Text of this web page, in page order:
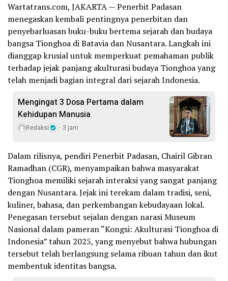
Wartatrans.com, JAKARTA — Penerbit Padasan
menegaskan kembali pentingnya penerbitan dan
penyebarluasan buku-buku bertema sejarah dan budaya
bangsa Tionghoa di Batavia dan Nusantara. Langkah ini
dianggap krusial untuk memperkuat pemahaman publik
terhadap jejak panjang akulturasi budaya Tionghoa yang
telah menjadi bagian integral dari sejarah Indonesia.
Mengingat 3 Dosa Pertama dalam
Kehidupan Manusia
Redaksi 3 jam
Dalam rilisnya, pendiri Penerbit Padasan, Chairil Gibran
Ramadhan (CGR), menyampaikan bahwa masyarakat
Tionghoa memiliki sejarah interaksi yang sangat panjang
dengan Nusantara. Jejak ini terekam dalam tradisi, seni,
kuliner, bahasa, dan perkembangan kebudayaan lokal.
Penegasan tersebut sejalan dengan narasi Museum
Nasional dalam pameran “Kongsi: Akulturasi Tionghoa di
Indonesia” tahun 2025, yang menyebut bahwa hubungan
tersebut telah berlangsung selama ribuan tahun dan ikut
membentuk identitas bangsa.